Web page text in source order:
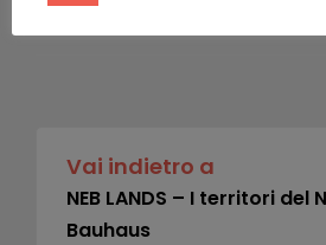
Vai indietro a
NEB LANDS – I territori del
Bauhaus